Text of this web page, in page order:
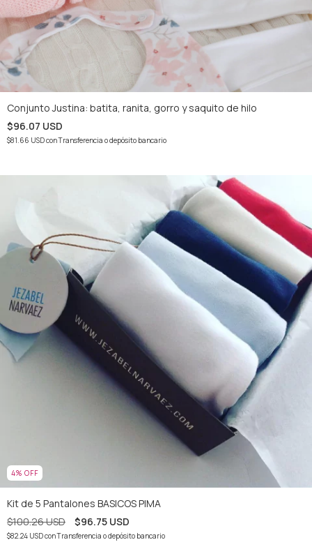
Conjunto Justina: batita, ranita, gorro y saquito de hilo
$96.07 USD
$81.66 USDconTransferencia o depósito bancario
4% OFF
Kit de 5 Pantalones BASICOS PIMA
$100.26 USD
$96.75 USD
$82.24 USDconTransferencia o depósito bancario